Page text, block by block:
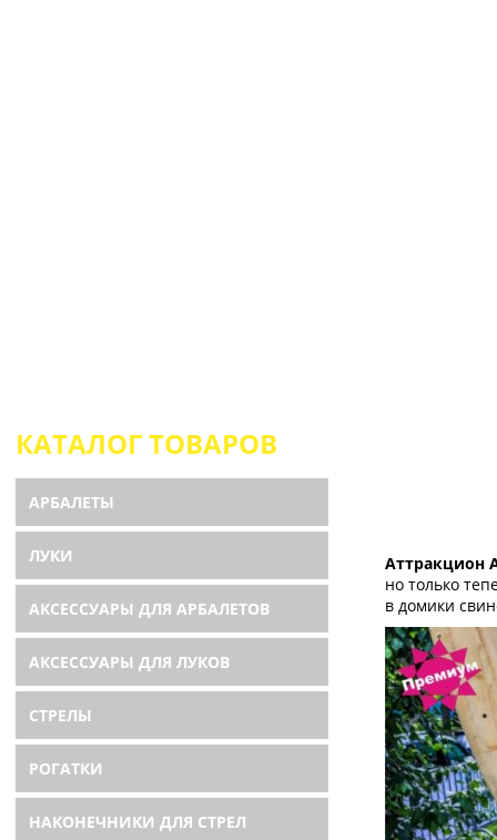
КАТАЛОГ ТОВАРОВ
АРБАЛЕТЫ
ЛУКИ
АКСЕССУАРЫ ДЛЯ АРБАЛЕТОВ
АКСЕССУАРЫ ДЛЯ ЛУКОВ
СТРЕЛЫ
РОГАТКИ
НАКОНЕЧНИКИ ДЛЯ СТРЕЛ
Аттракцион
но только
в домики